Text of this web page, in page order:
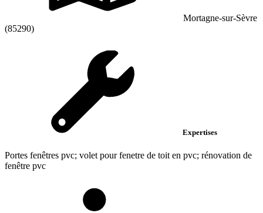
Mortagne-sur-Sèvre
(85290)
Expertises
Portes fenêtres pvc; volet pour fenetre de toit en pvc; rénovation de
fenêtre pvc